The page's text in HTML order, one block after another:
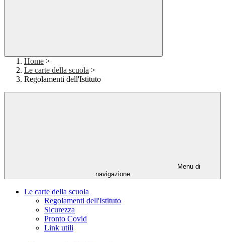
Home >
Le carte della scuola >
Regolamenti dell'Istituto
Menu di
navigazione
Le carte della scuola
Regolamenti dell'Istituto
Sicurezza
Pronto Covid
Link utili